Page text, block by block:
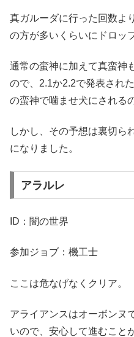
真ガルーダに行った回数よ
の方が多いくらいにドロッ
通常の蛮神に加えて真蛮神
ので、2.1か2.2で発表され
の蛮神で噛ませ犬にされる
しかし、その予想は裏切ら
になりました。
アラルレ
ID：闇の世界
参加ジョブ：機工士
ここは危なげなくクリア。
アライアンスはオーボンヌ
いので、安心して進むこと